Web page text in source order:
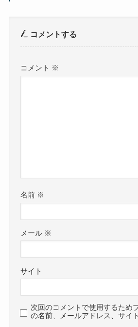
コメントする
コメント ※
名前 ※
メール ※
サイト
次回のコメントで使用するため
の名前、メールアドレス、サイ